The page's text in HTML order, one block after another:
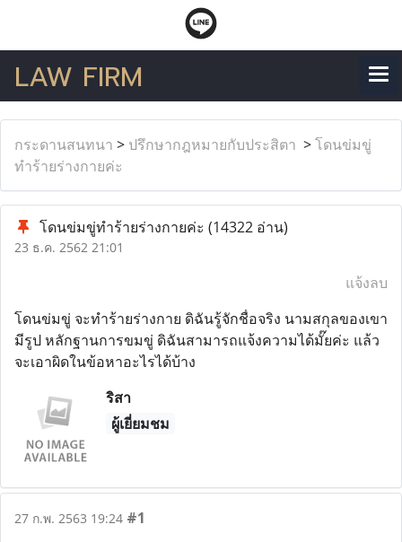
LAW FIRM
กระดานสนทนา > ปรึกษากฎหมายกับประสิตา >โดนข่มขู่
ทำร้ายร่างกายค่ะ
โดนข่มขู่ทำร้ายร่างกายค่ะ (14322 อ่าน)
23 ธ.ค. 2562 21:01
แจ้งลบ
โดนข่มขู่ จะทำร้ายร่างกาย ดิฉันรู้จักชื่อจริง นามสกุลของเขา
มีรูป หลักฐานการขมขู่ ดิฉันสามารถแจ้งความได้มั๊ยค่ะ แล้ว
จะเอาผิดในข้อหาอะไรได้บ้าง
ริสา
ผู้เยี่ยมชม
27 ก.พ. 2563 19:24 #1